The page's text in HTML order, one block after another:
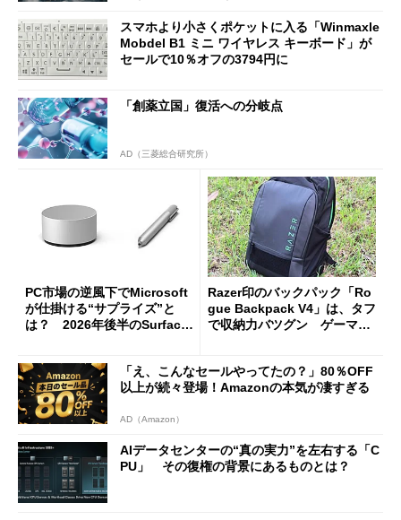
スマホより小さくポケットに入る「Winmaxle
Mobdel B1 ミニ ワイヤレス キーボード」が
セールで10％オフの3794円に
「創薬立国」復活への分岐点
AD（三菱総合研究所）
PC市場の逆風下でMicrosoft
が仕掛ける“サプライズ”と
は？ 2026年後半のSurface
Razer印のバックパック「Ro
gue Backpack V4」は、タフ
で収納力バツグン ゲーマー
「え、こんなセールやってたの？」80％OFF
以上が続々登場！Amazonの本気が凄すぎる
AD（Amazon）
AIデータセンターの“真の実力”を左右する「C
PU」 その復権の背景にあるものとは？